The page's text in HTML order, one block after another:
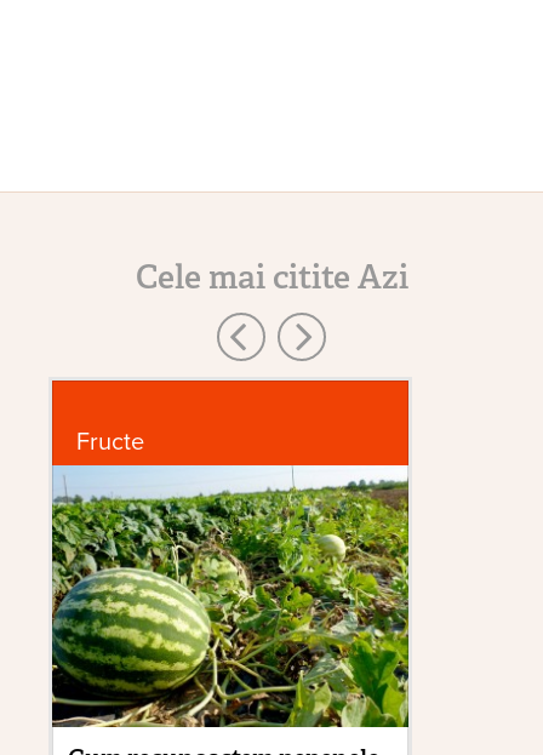
Cele mai citite Azi
Fructe